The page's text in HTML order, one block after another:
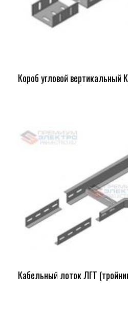
Короб угловой вертикальный
Кабельный лоток ЛГТ